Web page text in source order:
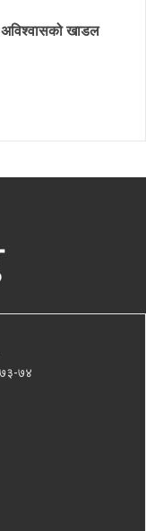
अविश्वासको खाडल
७४